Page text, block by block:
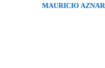
MAURICIO AZNAR